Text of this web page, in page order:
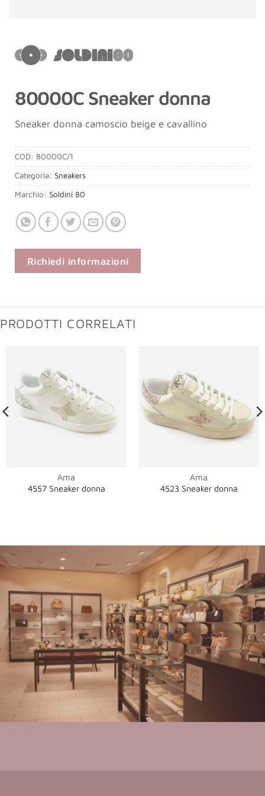
80000C Sneaker donna
Sneaker donna camoscio beige e cavallino
COD: 80000C/1
Categoria: Sneakers
Marchio: Soldini 80
Richiedi informazioni
PRODOTTI CORRELATI
Ama
4557 Sneaker donna
Ama
4523 Sneaker donna